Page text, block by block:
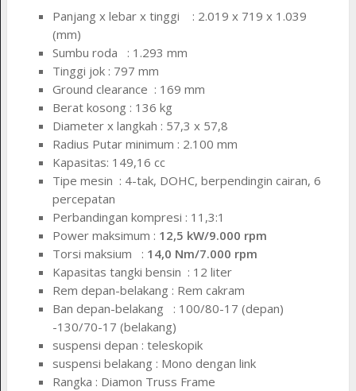
Panjang x lebar x tinggi : 2.019 x 719 x 1.039
(mm)
Sumbu roda : 1.293 mm
Tinggi jok : 797 mm
Ground clearance : 169 mm
Berat kosong : 136 kg
Diameter x langkah : 57,3 x 57,8
Radius Putar minimum : 2.100 mm
Kapasitas: 149,16 cc
Tipe mesin : 4-tak, DOHC, berpendingin cairan, 6
percepatan
Perbandingan kompresi : 11,3:1
Power maksimum : 12,5 kW/9.000 rpm
Torsi maksium : 14,0 Nm/7.000 rpm
Kapasitas tangki bensin : 12 liter
Rem depan-belakang : Rem cakram
Ban depan-belakang : 100/80-17 (depan)
-130/70-17 (belakang)
suspensi depan : teleskopik
suspensi belakang : Mono dengan link
Rangka : Diamon Truss Frame